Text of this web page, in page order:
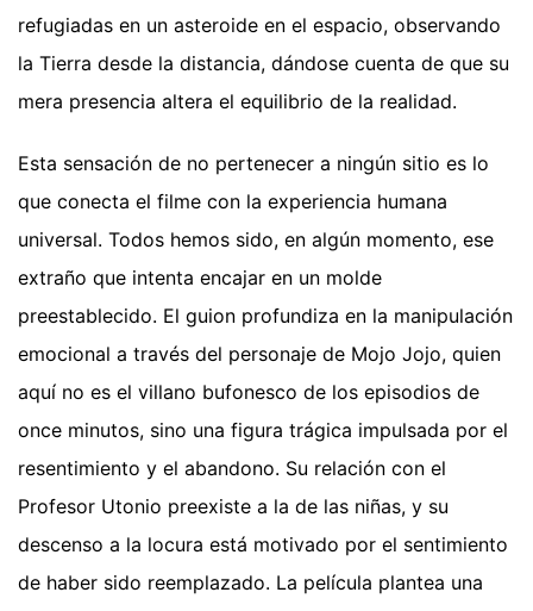
refugiadas en un asteroide en el espacio, observando
la Tierra desde la distancia, dándose cuenta de que su
mera presencia altera el equilibrio de la realidad.
Esta sensación de no pertenecer a ningún sitio es lo
que conecta el filme con la experiencia humana
universal. Todos hemos sido, en algún momento, ese
extraño que intenta encajar en un molde
preestablecido. El guion profundiza en la manipulación
emocional a través del personaje de Mojo Jojo, quien
aquí no es el villano bufonesco de los episodios de
once minutos, sino una figura trágica impulsada por el
resentimiento y el abandono. Su relación con el
Profesor Utonio preexiste a la de las niñas, y su
descenso a la locura está motivado por el sentimiento
de haber sido reemplazado. La película plantea una